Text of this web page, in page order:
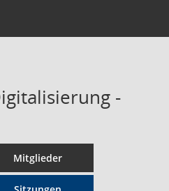
-
Mitglieder